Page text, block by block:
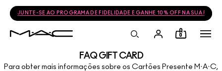
JUNTE-SE AO PROGRAMA DE FIDELIDADE E GANHE 10% OFF NA SUA
0
FAQ GIFT CARD
Para obter mais informações sobre os Cartões Presente M·A·C,